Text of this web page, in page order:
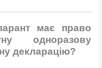
має право
одноразову
декларацію?